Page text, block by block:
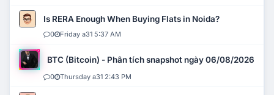
Is RERA Enough When Buying Flats in Noida?
0 Friday a31 5:37 AM
BTC (Bitcoin) - Phân tích snapshot ngày 06/08/2026
0 Thursday a31 2:43 PM